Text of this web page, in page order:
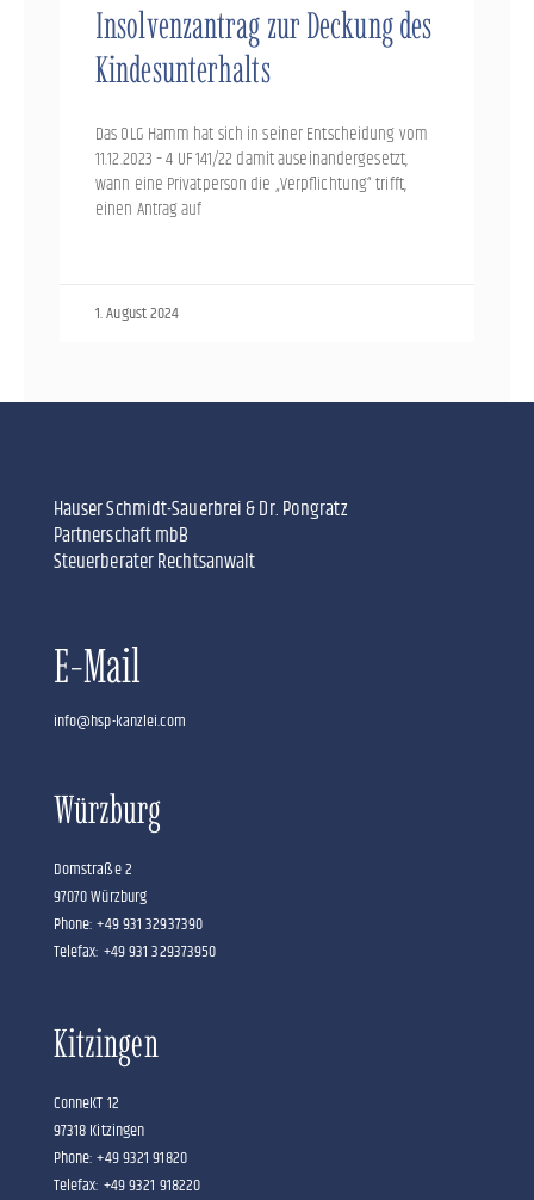
Insolvenzantrag zur Deckung des
Kindesunterhalts
Das OLG Hamm hat sich in seiner Entscheidung vom
11.12.2023 – 4 UF 141/22 damit auseinandergesetzt,
wann eine Privatperson die „Verpflichtung“ trifft,
einen Antrag auf
1. August 2024
Hauser Schmidt-Sauerbrei & Dr. Pongratz
Partnerschaft mbB
Steuerberater Rechtsanwalt
E-Mail
info@hsp-kanzlei.com
Würzburg
Domstraße 2
97070 Würzburg
Phone: +49 931 32937390
Telefax: +49 931 329373950
Kitzingen
ConneKT 12
97318 Kitzingen
Phone: +49 9321 91820
Telefax: +49 9321 918220